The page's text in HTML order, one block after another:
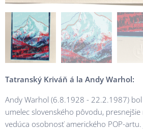
Tatranský Kriváň á la Andy Warhol:
Andy Warhol (6.8.1928 - 22.2.1987)
umelec slovenského pôvodu,
vedúca osobnosť amerického POP-artu.